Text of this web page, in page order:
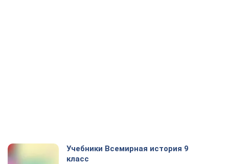
Учебники Всемирная история 9
класс